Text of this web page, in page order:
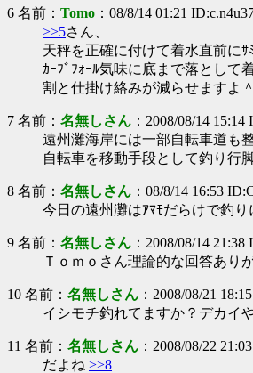
6 名前： Tomo ：08/8/14 01:21
>>5さん、
天秤を正確に付けて着水直前にｻ
ｶｰﾌﾞﾌｫｰﾙ気味に底まで落として
割と仕掛け絡みが減らせますよ＾
7 名前： 名無しさん ：2008/08/14
遠州灘海岸には一部自転車道も
自転車を移動手段として釣り行
8 名前： 名無しさん ：08/8/14 16:53
今日の遠州灘はｱﾏﾓだらけで釣り
9 名前： 名無しさん ：2008/08/14
Ｔｏｍｏさん理論的な回答あり
10 名前： 名無しさん ：2008/08/21
イシモチ釣れてますか？デカイや
11 名前： 名無しさん ：2008/08/22
だよね >>8